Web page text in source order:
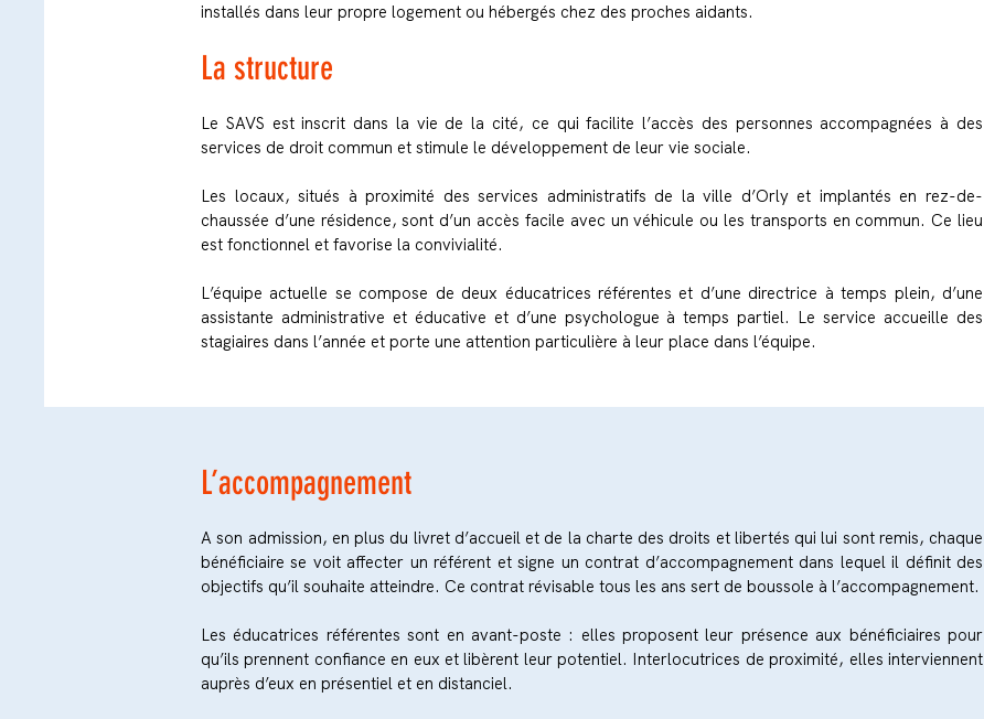
installés dans leur propre logement ou hébergés chez des proches aidants.
La structure
Le SAVS est inscrit dans la vie de la cité, ce qui facilite l’accès des personnes accompagnées à des
services de droit commun et stimule le développement de leur vie sociale.
Les locaux, situés à proximité des services administratifs de la ville d’Orly et implantés en rez-de-
chaussée d’une résidence, sont d’un accès facile avec un véhicule ou les transports en commun. Ce lieu
est fonctionnel et favorise la convivialité.
L’équipe actuelle se compose de deux éducatrices référentes et d’une directrice à temps plein, d’une
assistante administrative et éducative et d’une psychologue à temps partiel. Le service accueille des
stagiaires dans l’année et porte une attention particulière à leur place dans l’équipe.
L’accompagnement
A son admission, en plus du livret d’accueil et de la charte des droits et libertés qui lui sont remis, chaque
bénéficiaire se voit affecter un référent et signe un contrat d’accompagnement dans lequel il définit des
objectifs qu’il souhaite atteindre. Ce contrat révisable tous les ans sert de boussole à l’accompagnement.
Les éducatrices référentes sont en avant-poste : elles proposent leur présence aux bénéficiaires pour
qu’ils prennent confiance en eux et libèrent leur potentiel. Interlocutrices de proximité, elles interviennent
auprès d’eux en présentiel et en distanciel.